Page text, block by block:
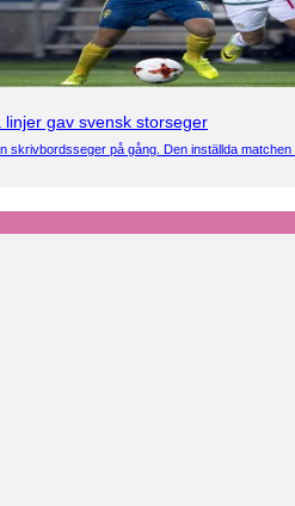
gav svensk storseger
skrivbordsseger på gång. Den inställda